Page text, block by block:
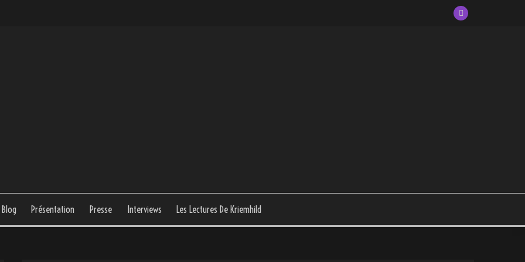
Blog Présentation Presse Interviews Les Lectures De Kriemhild